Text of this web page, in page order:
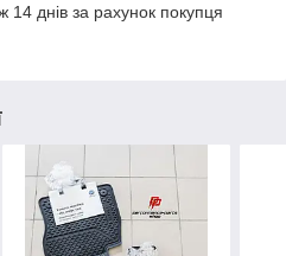
днів за рахунок покупця